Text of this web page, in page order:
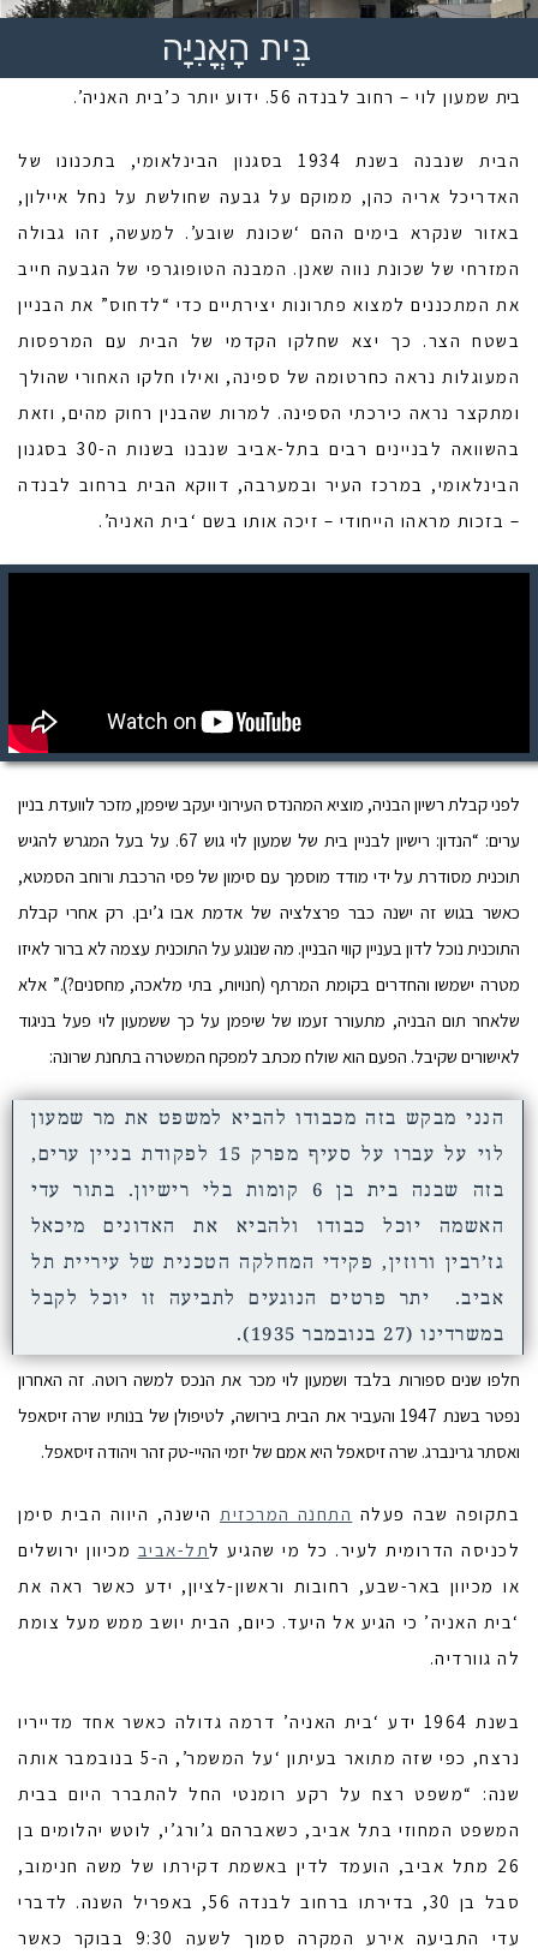
בֵּית הָאֳנִיָּה
בית שמעון לוי – רחוב לבנדה 56. ידוע יותר כ’בית האניה’.
הבית שנבנה בשנת 1934 בסגנון הבינלאומי, בתכנונו של
האדריכל אריה כהן, ממוקם על גבעה שחולשת על נחל איילון,
באזור שנקרא בימים ההם ‘שכונת שובע’. למעשה, זהו גבולה
המזרחי של שכונת נווה שאנן. המבנה הטופוגרפי של הגבעה חייב
את המתכננים למצוא פתרונות יצירתיים כדי “לדחוס” את הבניין
בשטח הצר. כך יצא שחלקו הקדמי של הבית עם המרפסות
המעוגלות נראה כחרטומה של ספינה, ואילו חלקו האחורי שהולך
ומתקצר נראה כירכתי הספינה. למרות שהבנין רחוק מהים, וזאת
בהשוואה לבניינים רבים בתל-אביב שנבנו בשנות ה-30 בסגנון
הבינלאומי, במרכז העיר ובמערבה, דווקא הבית ברחוב לבנדה
– בזכות מראהו הייחודי – זיכה אותו בשם ‘בית האניה’.
לפני קבלת רשיון הבניה, מוציא המהנדס העירוני יעקב שיפמן, מזכר לוועדת בניין
ערים: “הנדון: רישיון לבניין בית של שמעון לוי גוש 67. על בעל המגרש להגיש
תוכנית מסודרת על ידי מודד מוסמך עם סימון של פסי הרכבת ורוחב הסמטא,
כאשר בגוש זה ישנה כבר פרצלציה של אדמת אבו ג’יבן. רק אחרי קבלת
התוכנית נוכל לדון בעניין קווי הבניין. מה שנוגע על התוכנית עצמה לא ברור לאיזו
מטרה ישמשו והחדרים בקומת המרתף (חנויות, בתי מלאכה, מחסנים?).” אלא
שלאחר תום הבניה, מתעורר זעמו של שיפמן על כך ששמעון לוי פעל בניגוד
לאישורים שקיבל. הפעם הוא שולח מכתב למפקח המשטרה בתחנת שרונה:
הנני מבקש בזה מכבודו להביא למשפט את מר שמעון
לוי על עברו על סעיף מפרק 15 לפקודת בניין ערים,
בזה שבנה בית בן 6 קומות בלי רישיון. בתור עדי
האשמה יוכל כבודו ולהביא את האדונים מיכאל
גז’רבין ורוזין, פקידי המחלקה הטכנית של עיריית תל
אביב. יתר פרטים הנוגעים לתביעה זו יוכל לקבל
במשרדינו (27 בנובמבר 1935).
חלפו שנים ספורות בלבד ושמעון לוי מכר את הנכס למשה רוטה. זה האחרון
נפטר בשנת 1947 והעביר את הבית בירושה, לטיפולן של בנותיו שרה זיסאפל
ואסתר גרינברג. שרה זיסאפל היא אמם של יזמי ההיי-טק זהר ויהודה זיסאפל.
בתקופה שבה פעלה התחנה המרכזית הישנה, היווה הבית סימן
לכניסה הדרומית לעיר. כל מי שהגיע לתל-אביב מכיוון ירושלים
או מכיוון באר-שבע, רחובות וראשון-לציון, ידע כאשר ראה את
‘בית האניה’ כי הגיע אל היעד. כיום, הבית יושב ממש מעל צומת
לה גוורדיה.
בשנת 1964 ידע ‘בית האניה’ דרמה גדולה כאשר אחד מדייריו
נרצח, כפי שזה מתואר בעיתון ‘על המשמר’, ה-5 בנובמבר אותה
שנה: “משפט רצח על רקע רומנטי החל להתברר היום בבית
המשפט המחוזי בתל אביב, כשאברהם ג’ורג’י, לוטש יהלומים בן
26 מתל אביב, הועמד לדין באשמת דקירתו של משה חנימוב,
סבל בן 30, בדירתו ברחוב לבנדה 56, באפריל השנה. לדברי
עדי התביעה אירע המקרה סמוך לשעה 9:30 בבוקר כאשר